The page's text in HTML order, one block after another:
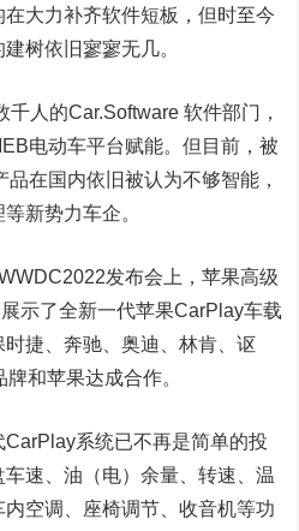
大力补齐软件短板，但时至今
树依旧寥寥无几。
人的Car.Software 软件部门，
电动车平台赋能。但目前，被
在国内依旧被认为不够智能，
新势力车企。
发布会上，苹果高级
示了全新一代苹果CarPlay车载
捷、奔驰、奥迪、林肯、讴
和苹果达成合作。
系统已不再是简单的投
速、油（电）余量、转速、温
空调、座椅调节、收音机等功